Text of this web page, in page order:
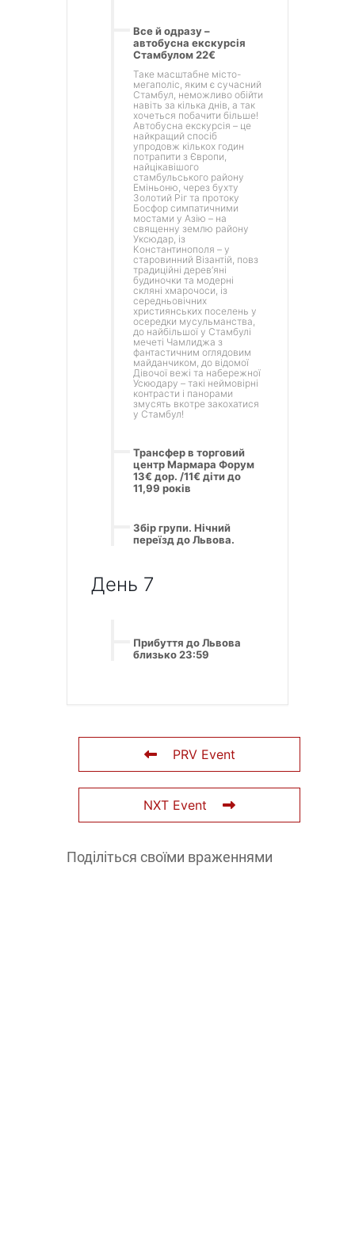
Все й одразу –
автобусна екскурсія
Стамбулом 22€
Таке масштабне місто-
мегаполіс, яким є сучасний
Стамбул, неможливо обійти
навіть за кілька днів, а так
хочеться побачити більше!
Автобусна екскурсія – це
найкращий спосіб
упродовж кількох годин
потрапити з Європи,
найцікавішого
стамбульського району
Еміньоню, через бухту
Золотий Ріг та протоку
Босфор симпатичними
мостами у Азію – на
священну землю району
Уксюдар, із
Константинополя – у
старовинний Візантій, повз
традиційні дерев’яні
будиночки та модерні
скляні хмарочоси, із
середньовічних
християнських поселень у
осередки мусульманства,
до найбільшої у Стамбулі
мечеті Чамлиджа з
фантастичним оглядовим
майданчиком, до відомої
Дівочої вежі та набережної
Ускюдару – такі неймовірні
контрасти і панорами
змусять вкотре закохатися
у Стамбул!
Трансфер в торговий
центр Мармара Форум
13€ дор. /11€ діти до
11,99 років
Збір групи. Нічний
переїзд до Львова.
День 7
Прибуття до Львова
близько 23:59
PRV Event
NXT Event
Поділіться своїми враженнями